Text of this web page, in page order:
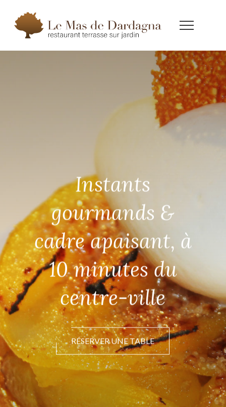
Instants
gourmands &
cadre apaisant, à
10 minutes du
centre-ville
RÉSERVER UNE TABLE